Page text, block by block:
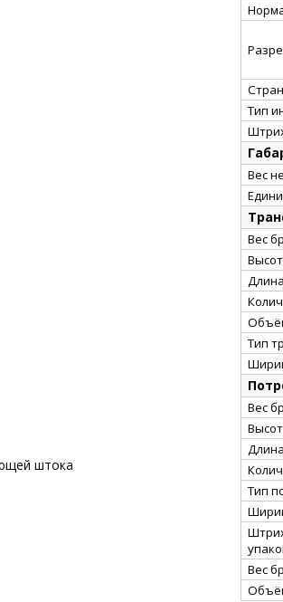
штока
Тип
Вес
Вес
Тип
Вес
Тип
Вес